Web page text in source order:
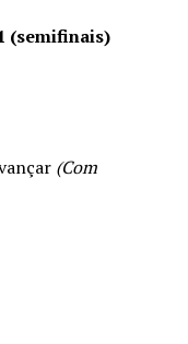
(semifinais)
(Com